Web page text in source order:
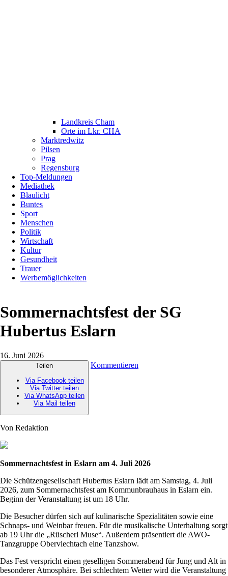
Landkreis Cham
Orte im Lkr. CHA
Marktredwitz
Pilsen
Prag
Regensburg
Top-Meldungen
Mediathek
Blaulicht
Buntes
Sport
Menschen
Politik
Wirtschaft
Kultur
Gesundheit
Trauer
Werbemöglichkeiten
Sommernachtsfest der SG
Hubertus Eslarn
16. Juni 2026
Teilen
Via Facebook teilen
Via Twitter teilen
Via WhatsApp teilen
Via Mail teilen
Kommentieren
Von Redaktion
Sommernachtsfest in Eslarn am 4. Juli 2026
Die Schützengesellschaft Hubertus Eslarn lädt am Samstag, 4. Juli
2026, zum Sommernachtsfest am Kommunbrauhaus in Eslarn ein.
Beginn der Veranstaltung ist um 18 Uhr.
Die Besucher dürfen sich auf kulinarische Spezialitäten sowie eine
Schnaps- und Weinbar freuen. Für die musikalische Unterhaltung sorgt
ab 19 Uhr die „Rüscherl Muse“. Außerdem präsentiert die AWO-
Tanzgruppe Oberviechtach eine Tanzshow.
Das Fest verspricht einen geselligen Sommerabend für Jung und Alt in
besonderer Atmosphäre. Bei schlechtem Wetter wird die Veranstaltung